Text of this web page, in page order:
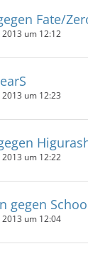
Fate/
um 12:12
um 12:23
um 12:22
gegen
um 12:04